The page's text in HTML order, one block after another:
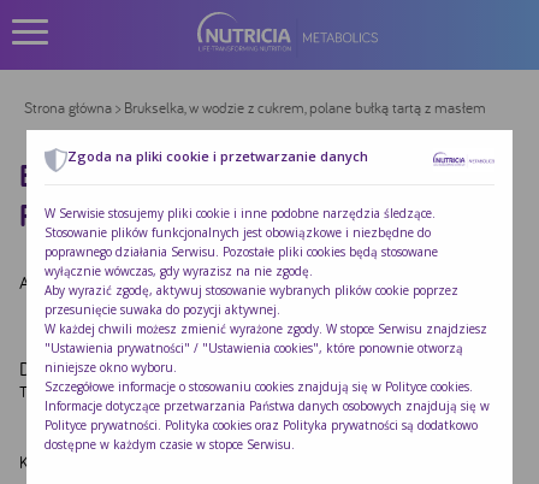
Strona główna> Brukselka, w wodzie z cukrem, polane bułką tartą z masłem
BRUKSELKA, W WODZIE Z CUKREM,
POLANE BUŁKĄ TARTĄ Z MASŁEM
Autor:Redakcja Nutricia|Opublikowano:2022-10-24
Dodaj komentarz
Twój adres e-mail nie zostanie opublikowany. Wymagane pola są oznaczone
Komentarz
Zgoda na pliki cookie i przetwarzanie danych
W Serwisie stosujemy pliki cookie i inne podobne narzędzia śledzące.
Stosowanie plików funkcjonalnych jest obowiązkowe i niezbędne do
poprawnego działania Serwisu. Pozostałe pliki cookies będą stosowane
wyłącznie wówczas, gdy wyrazisz na nie zgodę.
Aby wyrazić zgodę, aktywuj stosowanie wybranych plików cookie poprzez
przesunięcie suwaka do pozycji aktywnej.
W każdej chwili możesz zmienić wyrażone zgody. W stopce Serwisu znajdziesz
"Ustawienia prywatności" / "Ustawienia cookies", które ponownie otworzą
niniejsze okno wyboru.
Szczegółowe informacje o stosowaniu cookies znajdują się w Polityce cookies
Informacje dotyczące przetwarzania Państwa danych osobowych znajdują się w
Polityce prywatności . Polityka cookies oraz Polityka prywatności są dodatkowo
dostępne w każdym czasie w stopce Serwisu.